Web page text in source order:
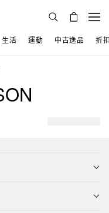
生活 運動 中古逸品 折